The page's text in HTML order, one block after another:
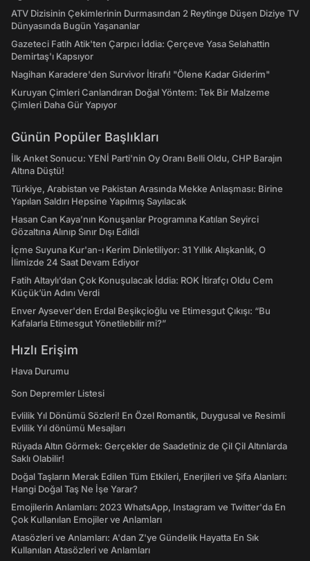
ATV Dizisinin Çekimlerinin Durmasından 2 Reytinge Düşen Diziye TV
Dünyasında Bugün Yaşananlar
Gazeteci Fatih Atik'ten Çarpıcı İddia: Çerçeve Yasa Selahattin
Demirtaş'ı Kapsıyor
Nagihan Karadere'den Survivor İtirafı! "Ölene Kadar Giderim"
Kuruyan Çimleri Canlandıran Doğal Yöntem: Tek Bir Malzeme
Çimleri Daha Gür Yapıyor
Günün Popüler Başlıkları
İlk Anket Sonucu: YENİ Parti'nin Oy Oranı Belli Oldu, CHP Barajın
Altına Düştü!
Türkiye, Arabistan ve Pakistan Arasında Mekke Anlaşması: Birine
Yapılan Saldırı Hepsine Yapılmış Sayılacak
Hasan Can Kaya’nın Konuşanlar Programına Katılan Seyirci
Gözaltına Alınıp Sınır Dışı Edildi
İçme Suyuna Kur'an-ı Kerim Dinletiliyor: 31 Yıllık Alışkanlık, O
İlimizde 24 Saat Devam Ediyor
Fatih Altaylı’dan Çok Konuşulacak İddia: ROK İtirafçı Oldu Cem
Küçük’ün Adını Verdi
Enver Aysever'den Erdal Beşikçioğlu ve Etimesgut Çıkışı: “Bu
Kafalarla Etimesgut Yönetilebilir mi?”
Hızlı Erişim
Hava Durumu
Son Depremler Listesi
Evlilik Yıl Dönümü Sözleri! En Özel Romantik, Duygusal ve Resimli
Evlilik Yıl dönümü Mesajları
Rüyada Altın Görmek: Gerçekler de Saadetiniz de Çil Çil Altınlarda
Saklı Olabilir!
Doğal Taşların Merak Edilen Tüm Etkileri, Enerjileri ve Şifa Alanları:
Hangi Doğal Taş Ne İşe Yarar?
Emojilerin Anlamları: 2023 WhatsApp, Instagram ve Twitter'da En
Çok Kullanılan Emojiler ve Anlamları
Atasözleri ve Anlamları: A'dan Z'ye Gündelik Hayatta En Sık
Kullanılan Atasözleri ve Anlamları